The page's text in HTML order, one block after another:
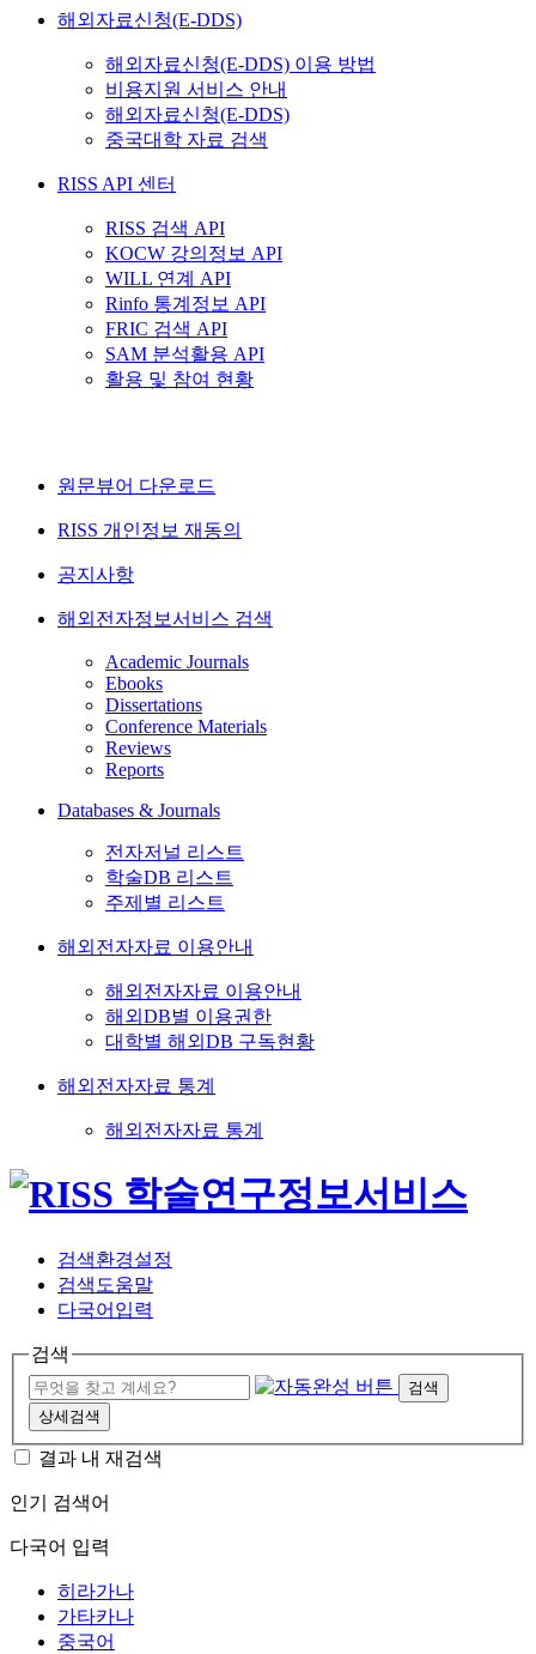
해외자료신청(E-DDS)
해외자료신청(E-DDS) 이용 방법
비용지원 서비스 안내
해외자료신청(E-DDS)
중국대학 자료 검색
RISS API 센터
RISS 검색 API
KOCW 강의정보 API
WILL 연계 API
Rinfo 통계정보 API
FRIC 검색 API
SAM 분석활용 API
활용 및 참여 현황
원문뷰어 다운로드
RISS 개인정보 재동의
공지사항
해외전자정보서비스 검색
Academic Journals
Ebooks
Dissertations
Conference Materials
Reviews
Reports
Databases & Journals
전자저널 리스트
학술DB 리스트
주제별 리스트
해외전자자료 이용안내
해외전자자료 이용안내
해외DB별 이용권한
대학별 해외DB 구독현황
해외전자자료 통계
해외전자자료 통계
검색환경설정
검색도움말
다국어입력
검색
검색
상세검색
결과 내 재검색
인기 검색어
다국어 입력
히라가나
가타카나
중국어